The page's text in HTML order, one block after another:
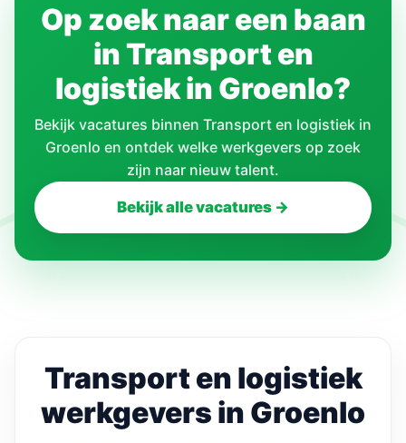
Op zoek naar een baan
in Transport en
logistiek in Groenlo?
Bekijk vacatures binnen Transport en logistiek in
Groenlo en ontdek welke werkgevers op zoek
zijn naar nieuw talent.
Bekijk alle vacatures →
Transport en logistiek
werkgevers in Groenlo